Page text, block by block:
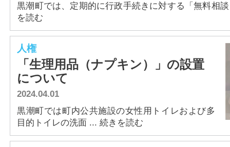
黒潮町では、定期的に行政手続きに対する「無料相
を読む
人権
「生理用品（ナプキン）」の設置
について
2024.04.01
黒潮町では町内公共施設の女性用トイレおよび多
目的トイレの洗面 ... 続きを読む